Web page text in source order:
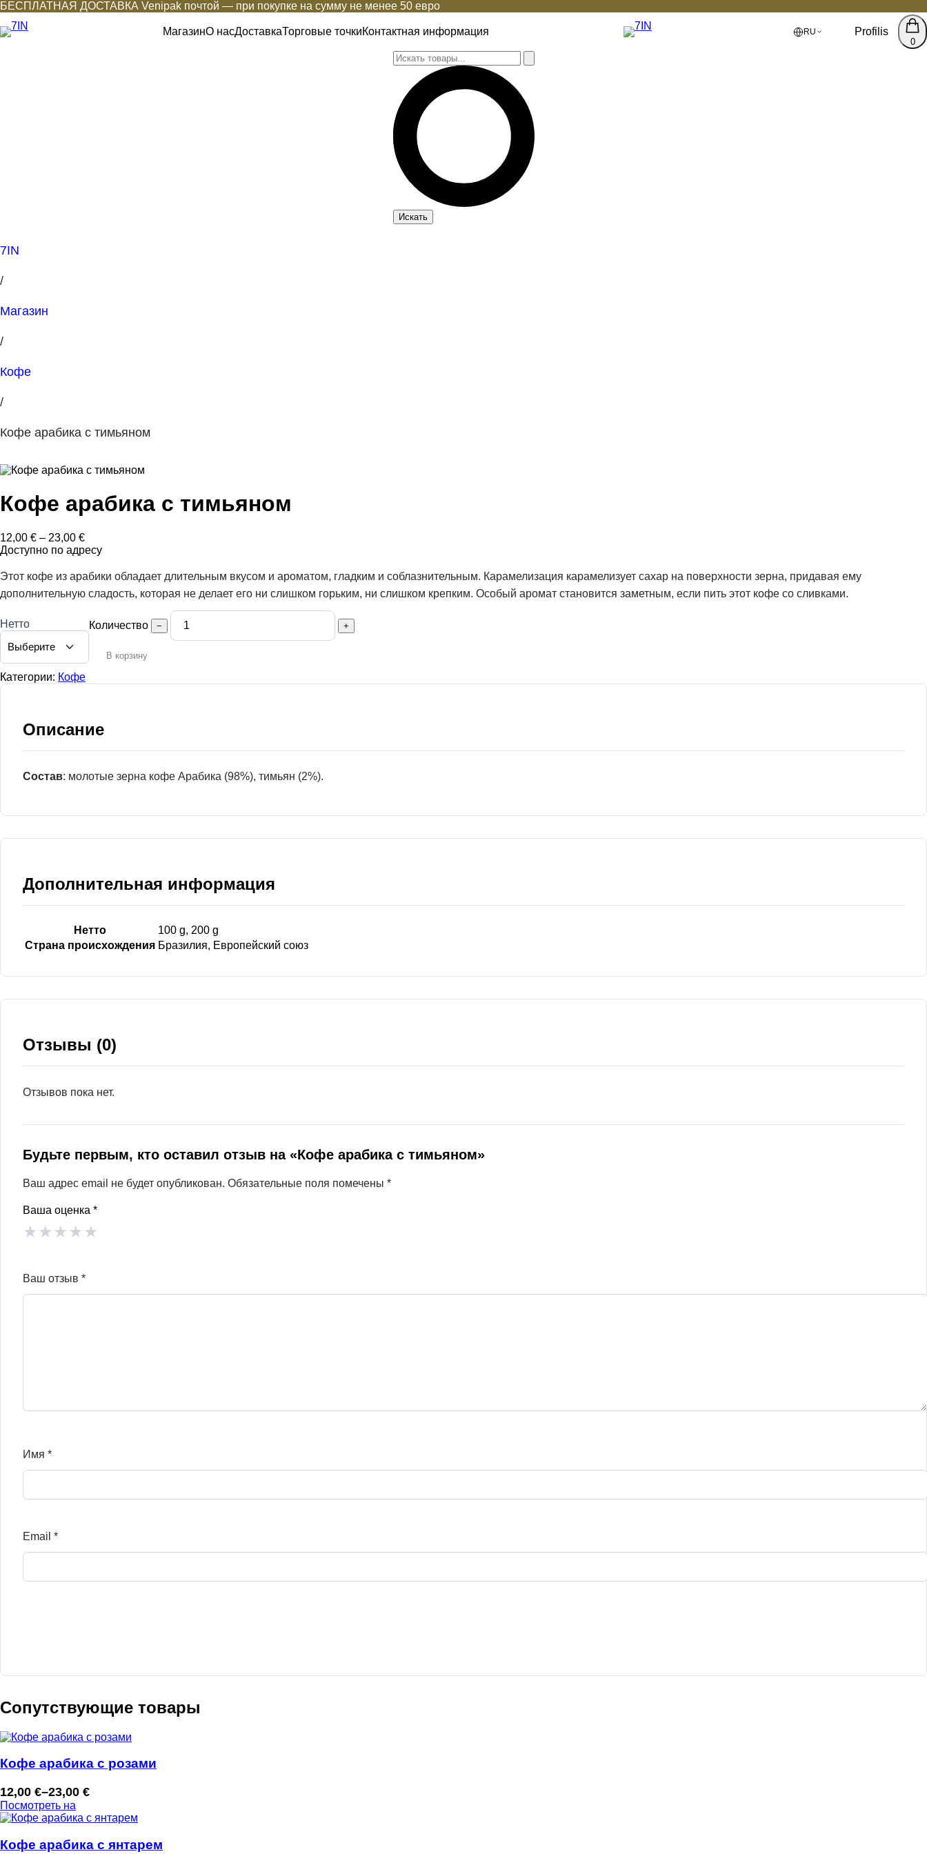
БЕСПЛАТНАЯ ДОСТАВКА Venipak почтой — при покупке на сумму не менее 50 евро
МагазинО насДоставкаТорговые точкиКонтактная информация RU Profilis
0
Искать
7IN
/
Магазин
/
Кофе
/
Кофе арабика с тимьяном
Кофе арабика с тимьяном
12,00 € – 23,00 €Диапазон
цен:
–
Доступно по адресу
Этот кофе из арабики обладает длительным вкусом и ароматом, гладким и соблазнительным. Карамелизация карамелизует сахар на поверхности зерна, придавая ему
дополнительную сладость, которая не делает его ни слишком горьким, ни слишком крепким. Особый аромат становится заметным, если пить этот кофе со сливками.
Нетто Количество − +
В корзину
Категории: Кофе
Описание
Состав: молотые зерна кофе Арабика (98%), тимьян (2%).
Дополнительная информация
Нетто
100 g, 200 g
Страна происхождения Бразилия, Европейский союз
Отзывы (0)
Отзывов пока нет.
Будьте первым, кто оставил отзыв на «Кофе арабика с тимьяном»
Ваш адрес email не будет опубликован. Обязательные поля помечены *
Ваша оценка *
★★★★★
Ваш отзыв *
Имя *
Email *
Сопутствующие товары
Кофе арабика с розами
12,00 €–23,00 €
Диапазон
цен:
–
Посмотреть на
Кофе арабика с янтарем